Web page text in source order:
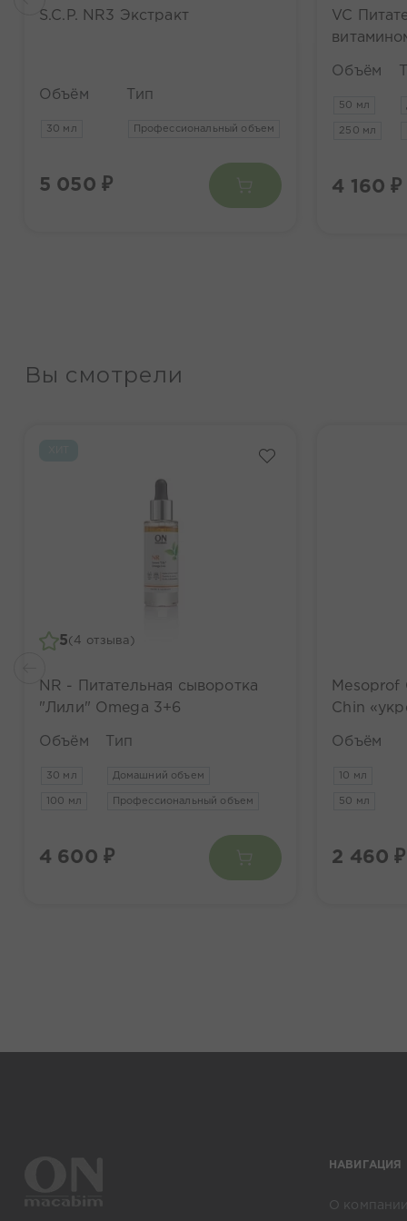
S.C.P. NR3 Экстракт
Объём
30 мл
Тип
Профессиональный объем
5 050 ₽
VC
Объём
50 мл
250 мл
4 160 ₽
Вы смотрели
5(4 отзыва)
NR - Питательная сыворотка
"Лили" Omega 3+6
Объём
30 мл
100 мл
Тип
Домашний объем
Профессиональный объем
4 600 ₽
Mesoprof
Chin
Объём
10 мл
50 мл
2 460 ₽
НАВИГАЦИЯ
О компании